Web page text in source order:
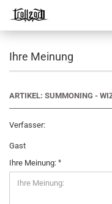
Ihre Meinung
ARTIKEL: SUMMONING -
Verfasser:
Gast
Ihre Meinung: